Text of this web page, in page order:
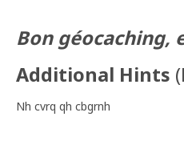
Bon géocaching,
Additional Hints (
Nh cvrq qh cbgrnh